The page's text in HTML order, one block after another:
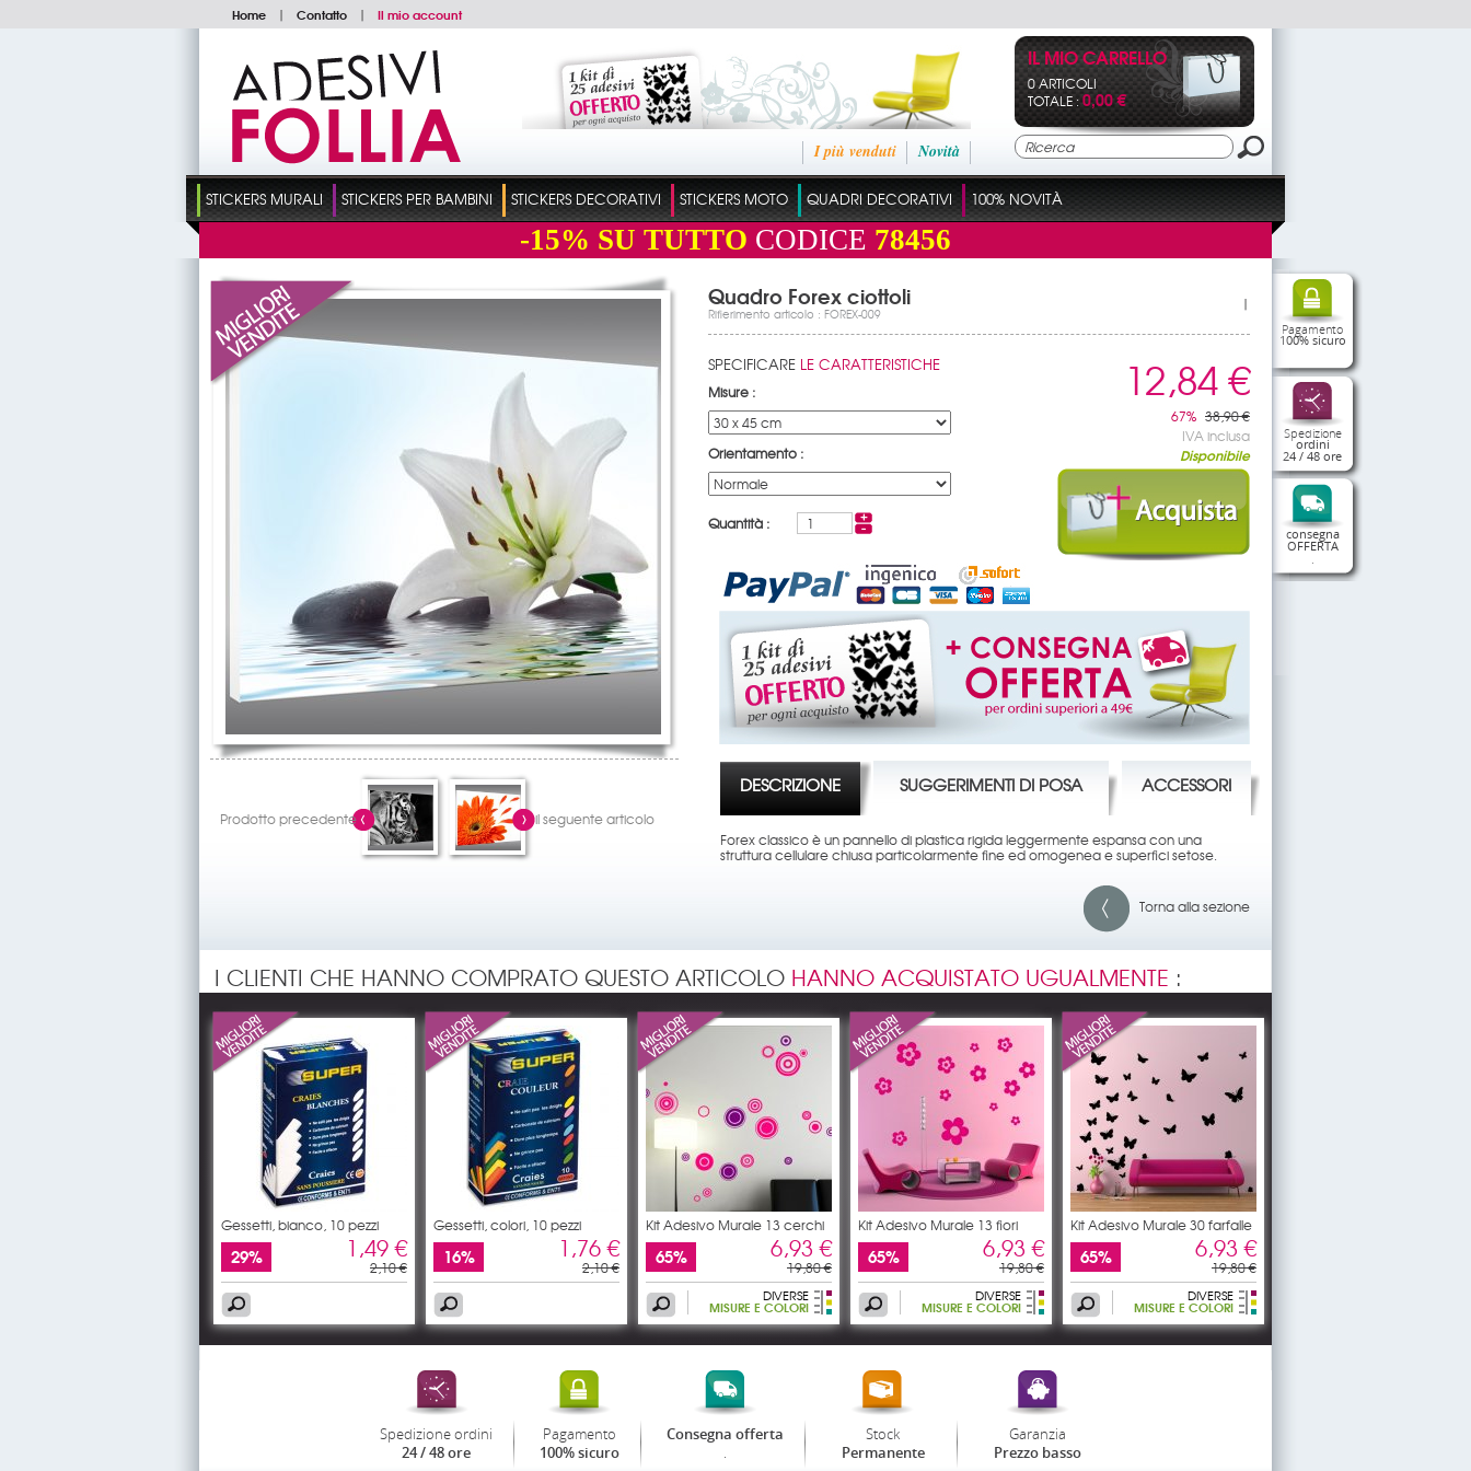
Home | Contatto | Il mio account
Novità
I più venduti
IL MIO CARRELLO
0 ARTICOLI
TOTALE :0,00 €
STICKERS MURALI STICKERS PER BAMBINI STICKERS DECORATIVI STICKERS MOTO QUADRI DECORATIVI 100% NOVITÀ
-15% SU TUTTO CODICE 78456
Pagamento
100% sicuro
Spedizione
ordini
24 / 48 ore
consegna
OFFERTA
Prodotto precedente il seguente articolo
Quadro Forex ciottoli
Rifierimento articolo : FOREX-009
|
SPECIFICARE LE CARATTERISTICHE
Misure :
Orientamento :
Quantità :
12,84 €
67% 38,90 €
IVA inclusa
Disponibile
DESCRIZIONE SUGGERIMENTI DI POSA ACCESSORI
Forex classico è un pannello di plastica rigida leggermente espansa con una
struttura cellulare chiusa particolarmente fine ed omogenea e superfici setose.
Torna alla sezione
I CLIENTI CHE HANNO COMPRATO QUESTO ARTICOLO HANNO ACQUISTATO UGUALMENTE :
Gessetti, bianco, 10 pezzi
29% 1,49 €
2,10 €
Gessetti, colori, 10 pezzi
16% 1,76 €
2,10 €
Kit Adesivo Murale 13 cerchi
65% 6,93 €
19,80 €
DIVERSE
MISURE E COLORI
Kit Adesivo Murale 13 fiori
65% 6,93 €
19,80 €
DIVERSE
MISURE E COLORI
Kit Adesivo Murale 30 farfalle
65% 6,93 €
19,80 €
DIVERSE
MISURE E COLORI
Spedizione ordini
24 / 48 ore
Pagamento
100% sicuro
Consegna offerta Stock
Permanente
Garanzia
Prezzo basso